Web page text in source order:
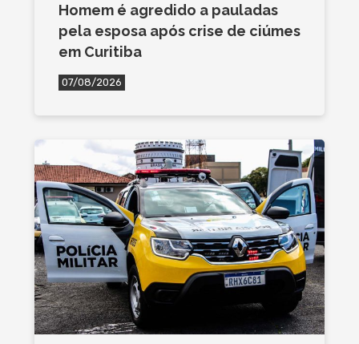
Homem é agredido a pauladas
pela esposa após crise de ciúmes
em Curitiba
07/08/2026